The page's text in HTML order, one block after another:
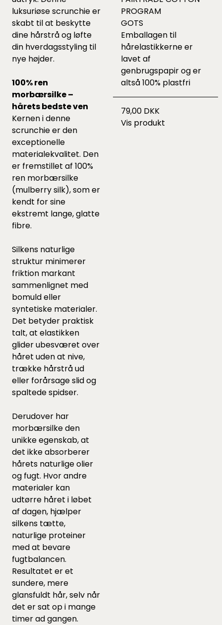
luksuriøse scrunchie er
skabt til at beskytte
dine hårstrå og løfte
din hverdagsstyling til
nye højder.
100% ren
morbærsilke –
hårets bedste ven
Kernen i denne
scrunchie er den
exceptionelle
materialekvalitet. Den
er fremstillet af 100%
ren morbærsilke
(mulberry silk), som er
kendt for sine
ekstremt lange, glatte
fibre.
Silkens naturlige
struktur minimerer
friktion markant
sammenlignet med
bomuld eller
syntetiske materialer.
Det betyder praktisk
talt, at elastikken
glider ubesværet over
håret uden at nive,
trække hårstrå ud
eller forårsage slid og
spaltede spidser.
Derudover har
morbærsilke den
unikke egenskab, at
det ikke absorberer
hårets naturlige olier
og fugt. Hvor andre
materialer kan
udtørre håret i løbet
af dagen, hjælper
silkens tætte,
naturlige proteiner
med at bevare
fugtbalancen.
Resultatet er et
sundere, mere
glansfuldt hår, selv når
det er sat op i mange
timer ad gangen.
PROGRAM
GOTS
Emballagen til
hårelastikkerne er
lavet af
genbrugspapir og er
altså 100% plastfri
79,00 DKK
Vis produkt